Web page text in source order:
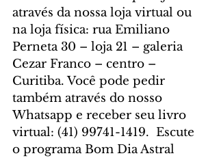
através da nossa loja virtual ou
na loja física: rua Emiliano
Perneta 30 – loja 21 – galeria
Cezar Franco – centro –
Curitiba. Você pode pedir
também através do nosso
Whatsapp e receber seu livro
virtual: (41) 99741-1419.  Escute
o programa Bom Dia Astral